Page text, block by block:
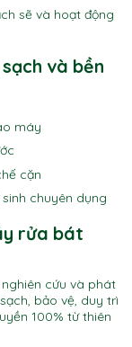
sẽ và hoạt động
và bền
máy
cặn
chuyên dụng
rửa bát
cứu và phát
bảo vệ, duy trì
100% từ thiên